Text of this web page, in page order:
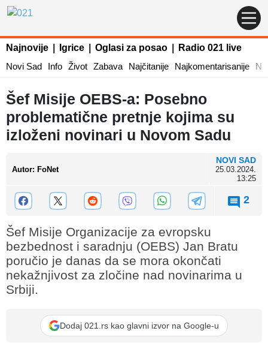
Najnovije Igrice Oglasi za posao
Radio 021 live
Novi Sad
Info Život Zabava Najčitanije Najkomentarisanije
Šef Misije OEBS-a: Posebno
problematične pretnje kojima su
izloženi novinari u Novom Sadu
Autor: FoNet
NOVI SAD
25.03.2024.
13:25
2
Šef Misije Organizacije za evropsku
bezbednost i saradnju (OEBS) Jan Bratu
poručio je danas da se mora okončati
nekažnjivost za zločine nad novinarima u
Srbiji.
Dodaj 021.rs kao glavni izvor na Google-u